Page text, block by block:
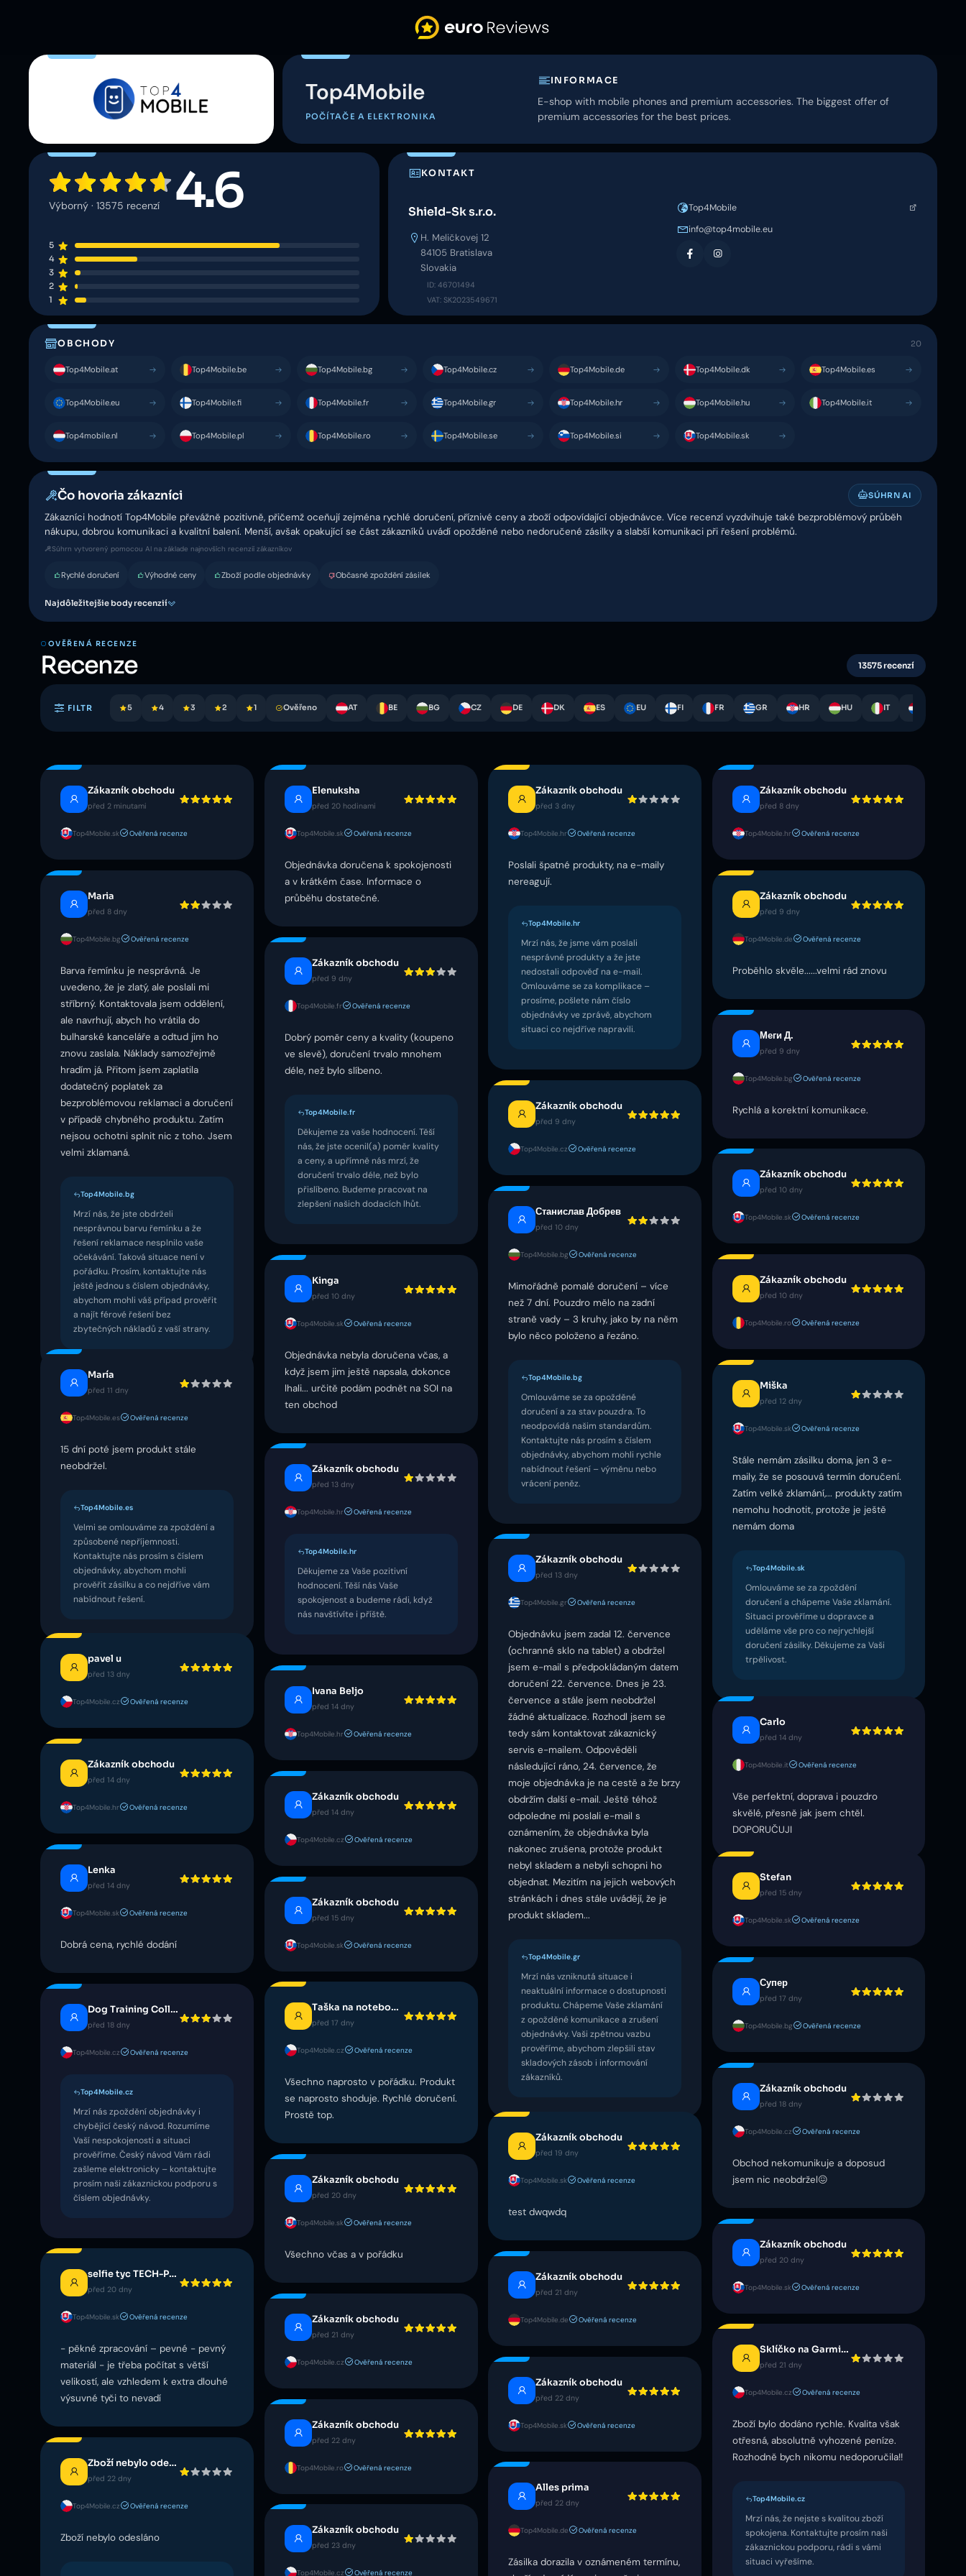
Top4Mobile
POČÍTAČE A ELEKTRONIKA
INFORMACE
E-shop with mobile phones and premium accessories. The biggest offer of
premium accessories for the best prices.
4.6
Výborný · 13575 recenzí
5
4
3
2
1
KONTAKT
Shield-Sk s.r.o.
H. Meličkovej 12
84105 Bratislava
Slovakia
ID: 46701494
VAT: SK2023549671
Top4Mobile
info@top4mobile.eu
OBCHODY 20
Top4Mobile.at Top4Mobile.be Top4Mobile.bg Top4Mobile.cz Top4Mobile.de Top4Mobile.dk Top4Mobile.es
Top4Mobile.eu Top4Mobile.fi Top4Mobile.fr Top4Mobile.gr Top4Mobile.hr Top4Mobile.hu Top4Mobile.it
Top4mobile.nl Top4Mobile.pl Top4Mobile.ro Top4Mobile.se Top4Mobile.si Top4Mobile.sk
Čo hovoria zákazníci SÚHRN AI
Zákazníci hodnotí Top4Mobile převážně pozitivně, přičemž oceňují zejména rychlé doručení, příznivé ceny a zboží odpovídající objednávce. Více recenzí vyzdvihuje také bezproblémový průběh
nákupu, dobrou komunikaci a kvalitní balení. Menší, avšak opakující se část zákazníků uvádí opožděné nebo nedoručené zásilky a slabší komunikaci při řešení problémů.
Súhrn vytvorený pomocou AI na základe najnovších recenzií zákazníkov
Rychlé doručení Výhodné ceny Zboží podle objednávky Občasné zpoždění zásilek
Najdôležitejšie body recenzií
OVĚŘENÁ RECENZE
Recenze 13575 recenzí
FILTR 5 4 3 2 1 Ověřeno AT BE BG CZ DE DK ES EU FI FR GR HR HU IT
Zákazník obchodu
před 2 minutami
Top4Mobile.sk Ověřená recenze
Elenuksha
před 20 hodinami
Top4Mobile.sk Ověřená recenze
Objednávka doručena k spokojenosti
a v krátkém čase. Informace o
průběhu dostatečné.
Zákazník obchodu
před 3 dny
Top4Mobile.hr Ověřená recenze
Poslali špatné produkty, na e-maily
nereagují.
Top4Mobile.hr
Mrzí nás, že jsme vám poslali
nesprávné produkty a že jste
nedostali odpověď na e-mail.
Omlouváme se za komplikace –
prosíme, pošlete nám číslo
objednávky ve zprávě, abychom
situaci co nejdříve napravili.
Zákazník obchodu
před 8 dny
Top4Mobile.hr Ověřená recenze
Maria
před 8 dny
Top4Mobile.bg Ověřená recenze
Barva řemínku je nesprávná. Je
uvedeno, že je zlatý, ale poslali mi
stříbrný. Kontaktovala jsem oddělení,
ale navrhují, abych ho vrátila do
bulharské kanceláře a odtud jim ho
znovu zaslala. Náklady samozřejmě
hradím já. Přitom jsem zaplatila
dodatečný poplatek za
bezproblémovou reklamaci a doručení
v případě chybného produktu. Zatím
nejsou ochotni splnit nic z toho. Jsem
velmi zklamaná.
Top4Mobile.bg
Mrzí nás, že jste obdrželi
nesprávnou barvu řemínku a že
řešení reklamace nesplnilo vaše
očekávání. Taková situace není v
pořádku. Prosím, kontaktujte nás
ještě jednou s číslem objednávky,
abychom mohli váš případ prověřit
a najít férové řešení bez
zbytečných nákladů z vaší strany.
Zákazník obchodu
před 9 dny
Top4Mobile.de Ověřená recenze
Proběhlo skvěle......velmi rád znovu
Zákazník obchodu
před 9 dny
Top4Mobile.fr Ověřená recenze
Dobrý poměr ceny a kvality (koupeno
ve slevě), doručení trvalo mnohem
déle, než bylo slíbeno.
Top4Mobile.fr
Děkujeme za vaše hodnocení. Těší
nás, že jste ocenil(a) poměr kvality
a ceny, a upřímně nás mrzí, že
doručení trvalo déle, než bylo
přislíbeno. Budeme pracovat na
zlepšení našich dodacích lhůt.
Меги Д.
před 9 dny
Top4Mobile.bg Ověřená recenze
Rychlá a korektní komunikace.
Zákazník obchodu
před 9 dny
Top4Mobile.cz Ověřená recenze
Zákazník obchodu
před 10 dny
Top4Mobile.sk Ověřená recenze
Станислав Добрев
před 10 dny
Top4Mobile.bg Ověřená recenze
Mimořádně pomalé doručení – více
než 7 dní. Pouzdro mělo na zadní
straně vady – 3 kruhy, jako by na něm
bylo něco položeno a řezáno.
Top4Mobile.bg
Omlouváme se za opožděné
doručení a za stav pouzdra. To
neodpovídá našim standardům.
Kontaktujte nás prosím s číslem
objednávky, abychom mohli rychle
nabídnout řešení – výměnu nebo
vrácení peněz.
Zákazník obchodu
před 10 dny
Top4Mobile.ro Ověřená recenze
Kinga
před 10 dny
Top4Mobile.sk Ověřená recenze
Objednávka nebyla doručena včas, a
když jsem jim ještě napsala, dokonce
lhali... určitě podám podnět na SOI na
ten obchod
María
před 11 dny
Top4Mobile.es Ověřená recenze
15 dní poté jsem produkt stále
neobdržel.
Top4Mobile.es
Velmi se omlouváme za zpoždění a
způsobené nepříjemnosti.
Kontaktujte nás prosím s číslem
objednávky, abychom mohli
prověřit zásilku a co nejdříve vám
nabídnout řešení.
Miška
před 12 dny
Top4Mobile.sk Ověřená recenze
Stále nemám zásilku doma, jen 3 e-
maily, že se posouvá termín doručení.
Zatím velké zklamání,... produkty zatím
nemohu hodnotit, protože je ještě
nemám doma
Top4Mobile.sk
Omlouváme se za zpoždění
doručení a chápeme Vaše zklamání.
Situaci prověříme u dopravce a
uděláme vše pro co nejrychlejší
doručení zásilky. Děkujeme za Vaši
trpělivost.
Zákazník obchodu
před 13 dny
Top4Mobile.hr Ověřená recenze
Top4Mobile.hr
Děkujeme za Vaše pozitivní
hodnocení. Těší nás Vaše
spokojenost a budeme rádi, když
nás navštívíte i příště.
Zákazník obchodu
před 13 dny
Top4Mobile.gr Ověřená recenze
Objednávku jsem zadal 12. července
(ochranné sklo na tablet) a obdržel
jsem e-mail s předpokládaným datem
doručení 22. července. Dnes je 23.
července a stále jsem neobdržel
žádné aktualizace. Rozhodl jsem se
tedy sám kontaktovat zákaznický
servis e-mailem. Odpověděli
následující ráno, 24. července, že
moje objednávka je na cestě a že brzy
obdržím další e-mail. Ještě téhož
odpoledne mi poslali e-mail s
oznámením, že objednávka byla
nakonec zrušena, protože produkt
nebyl skladem a nebyli schopni ho
objednat. Mezitím na jejich webových
stránkách i dnes stále uvádějí, že je
produkt skladem...
Top4Mobile.gr
Mrzí nás vzniknutá situace i
neaktuální informace o dostupnosti
produktu. Chápeme Vaše zklamání
z opožděné komunikace a zrušení
objednávky. Vaši zpětnou vazbu
prověříme, abychom zlepšili stav
skladových zásob i informování
zákazníků.
pavel u
před 13 dny
Top4Mobile.cz Ověřená recenze
Ivana Beljo
před 14 dny
Top4Mobile.hr Ověřená recenze
Carlo
před 14 dny
Top4Mobile.it Ověřená recenze
Vše perfektní, doprava i pouzdro
skvělé, přesně jak jsem chtěl.
DOPORUČUJI
Zákazník obchodu
před 14 dny
Top4Mobile.hr Ověřená recenze
Zákazník obchodu
před 14 dny
Top4Mobile.cz Ověřená recenze
Lenka
před 14 dny
Top4Mobile.sk Ověřená recenze
Dobrá cena, rychlé dodání
Stefan
před 15 dny
Top4Mobile.sk Ověřená recenze
Zákazník obchodu
před 15 dny
Top4Mobile.sk Ověřená recenze
Супер
před 17 dny
Top4Mobile.bg Ověřená recenze
Taška na notebook Guess
před 17 dny
Top4Mobile.cz Ověřená recenze
Všechno naprosto v pořádku. Produkt
se naprosto shoduje. Rychlé doručení.
Prostě top.
Dog Training Collar
před 18 dny
Top4Mobile.cz Ověřená recenze
Top4Mobile.cz
Mrzí nás zpoždění objednávky i
chybějící český návod. Rozumíme
Vaší nespokojenosti a situaci
prověříme. Český návod Vám rádi
zašleme elektronicky – kontaktujte
prosím naši zákaznickou podporu s
číslem objednávky.
Zákazník obchodu
před 18 dny
Top4Mobile.cz Ověřená recenze
Obchod nekomunikuje a doposud
jsem nic neobdržel😖
Zákazník obchodu
před 19 dny
Top4Mobile.sk Ověřená recenze
test dwqwdq
Zákazník obchodu
před 20 dny
Top4Mobile.sk Ověřená recenze
Všechno včas a v pořádku
Zákazník obchodu
před 20 dny
Top4Mobile.sk Ověřená recenze
selfie tyc TECH-PROTECT L09S Bluetooth biela
před 20 dny
Top4Mobile.sk Ověřená recenze
- pěkné zpracování – pevné - pevný
materiál - je třeba počítat s větší
velikostí, ale vzhledem k extra dlouhé
výsuvné tyči to nevadí
Zákazník obchodu
před 21 dny
Top4Mobile.de Ověřená recenze
Zákazník obchodu
před 21 dny
Top4Mobile.cz Ověřená recenze
Sklíčko na Garmin Venu 4
před 21 dny
Top4Mobile.cz Ověřená recenze
Zboží bylo dodáno rychle. Kvalita však
otřesná, absolutně vyhozené peníze.
Rozhodně bych nikomu nedoporučila!!
Top4Mobile.cz
Mrzí nás, že nejste s kvalitou zboží
spokojena. Kontaktujte prosím naši
zákaznickou podporu, rádi s vámi
situaci vyřešíme.
Zákazník obchodu
před 22 dny
Top4Mobile.sk Ověřená recenze
Zákazník obchodu
před 22 dny
Top4Mobile.ro Ověřená recenze
Zboží nebylo odesláno
před 22 dny
Top4Mobile.cz Ověřená recenze
Zboží nebylo odesláno
Alles prima
před 22 dny
Top4Mobile.de Ověřená recenze
Zásilka dorazila v oznámeném termínu,
Zákazník obchodu
před 23 dny
Top4Mobile.cz Ověřená recenze